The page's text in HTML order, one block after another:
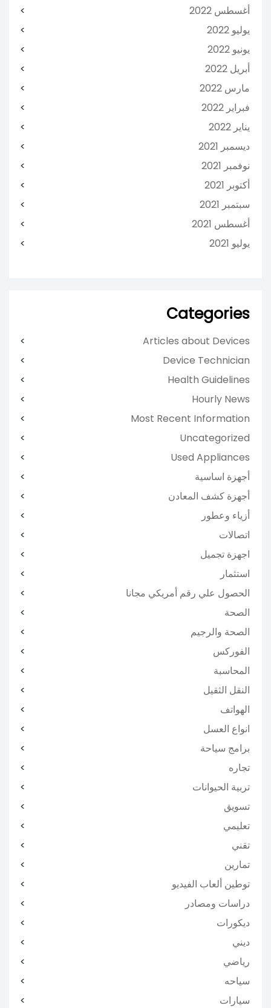
أغسطس 2022
يوليو 2022
يونيو 2022
أبريل 2022
مارس 2022
فبراير 2022
يناير 2022
ديسمبر 2021
نوفمبر 2021
أكتوبر 2021
سبتمبر 2021
أغسطس 2021
يوليو 2021
Categories
Articles about Devices
Device Technician
Health Guidelines
Hourly News
Most Recent Information
Uncategorized
Used Appliances
أجهزة اساسية
أجهزة كشف المعادن
أزياء وعطور
اتصالات
اجهزة تجميل
استثمار
الحصول علي رقم أمريكي مجانا
الصحة
الصحة والرجيم
الفوركس
المحاسبة
النقل الثقيل
الهواتف
انواع العسل
برامج سياحة
تجاره
تربية الحيوانات
تسويق
تعليمي
تقني
تمارين
توطين ألعاب الفيديو
دراسات ومصادر
ديكورات
ديني
رياضي
سياحه
سيارات